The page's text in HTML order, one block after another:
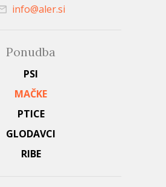
info@aler.si
Ponudba
PSI
MAČKE
PTICE
GLODAVCI
RIBE